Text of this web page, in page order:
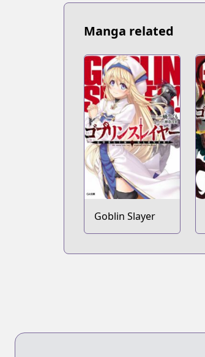
Manga related
Goblin Slayer